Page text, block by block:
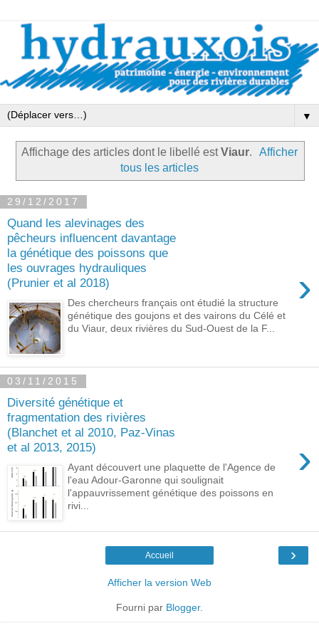
▼
Affichage des articles dont le libellé estViaur.
Afficher
tous les articles
29/12/2017
Quand les alevinages des
pêcheurs influencent davantage
la génétique des poissons que
les ouvrages hydrauliques
(Prunier et al 2018)
›
Des chercheurs français ont étudié la structure
génétique des goujons et des vairons du Célé et
du Viaur, deux rivières du Sud-Ouest de la F...
03/11/2015
Diversité génétique et
fragmentation des rivières
(Blanchet et al 2010, Paz-Vinas
et al 2013, 2015)
›
Ayant découvert une plaquette de l'Agence de
l'eau Adour-Garonne qui soulignait
l'appauvrissement génétique des poissons en
rivi...
›
Accueil
Afficher la version Web
Fourni par Blogger.